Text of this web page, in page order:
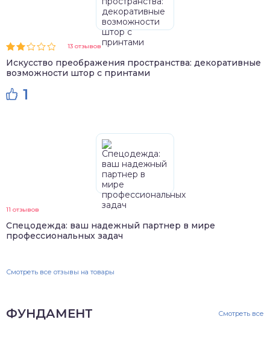
13 отзывов
Искусство преображения пространства: декоративные
возможности штор с принтами
1
11 отзывов
Спецодежда: ваш надежный партнер в мире
профессиональных задач
Смотреть все отзывы на товары
ФУНДАМЕНТ Смотреть все